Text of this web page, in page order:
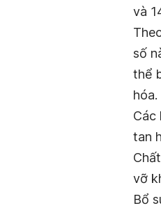
và
số
thể
hóa.
Các
tan
vỡ
Bổ